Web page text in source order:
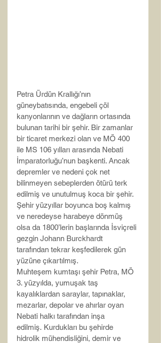
Petra Ürdün Krallığı’nın
güneybatısında, engebeli çöl
kanyonlarının ve dağların ortasında
bulunan tarihi bir şehir. Bir zamanlar
bir ticaret merkezi olan ve MÖ 400
ile MS 106 yılları arasında Nebati
İmparatorluğu’nun başkenti. Ancak
depremler ve nedeni çok net
bilinmeyen sebeplerden ötürü terk
edilmiş ve unutulmuş koca bir şehir.
Şehir yüzyıllar boyunca boş kalmış
ve neredeyse harabeye dönmüş
olsa da 1800’lerin başlarında İsviçreli
gezgin Johann Burckhardt ​​
tarafından tekrar keşfedilerek gün
yüzüne çıkartılmış.
Muhteşem kumtaşı şehir Petra, MÖ
3. yüzyılda, yumuşak taş
kayalıklardan saraylar, tapınaklar,
mezarlar, depolar ve ahırlar oyan
Nebati halkı tarafından inşa
edilmiş. Kurdukları bu şehirde
hidrolik mühendisliğini, demir ve